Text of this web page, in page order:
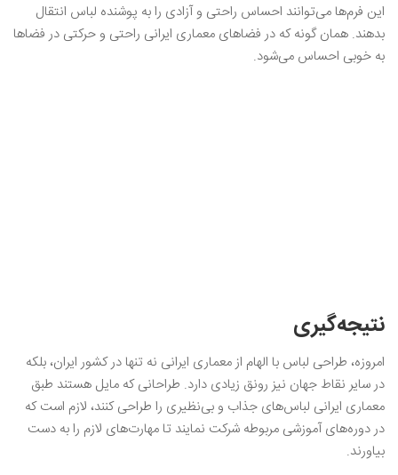
این فرم‌ها می‌توانند احساس راحتی و آزادی را به پوشنده لباس انتقال
بدهند. همان گونه که در فضاهای معماری ایرانی راحتی و حرکتی در فضاها
به خوبی احساس می‌شود.
نتیجه‌گیری
امروزه، طراحی لباس با الهام از معماری ایرانی نه تنها در کشور ایران، بلکه
در سایر نقاط جهان نیز رونق زیادی دارد. طراحانی که مایل هستند طبق
معماری ایرانی لباس‌های جذاب و بی‌نظیری را طراحی کنند، لازم است که
در دوره‌های آموزشی مربوطه شرکت نمایند تا مهارت‌های لازم را به دست
بیاورند.